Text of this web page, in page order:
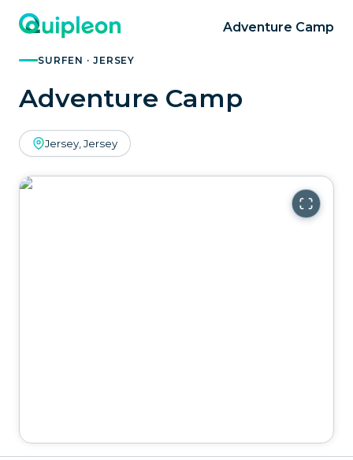
Adventure Camp
SURFEN · JERSEY
Adventure Camp
Jersey, Jersey